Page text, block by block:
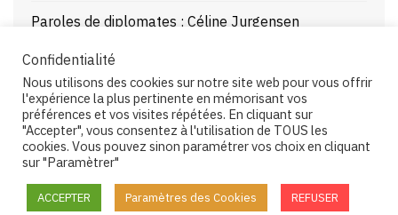
Paroles de diplomates : Céline Jurgensen
Journée d’étude : La Mer Noire enjeux stratégiques
et juridiques – 21/10/25
Copyright © 2026 Centre Thucydide. All rights reserved.
Confidentialité
Nous utilisons des cookies sur notre site web pour vous offrir
l'expérience la plus pertinente en mémorisant vos
préférences et vos visites répétées. En cliquant sur
"Accepter", vous consentez à l'utilisation de TOUS les
cookies. Vous pouvez sinon paramétrer vos choix en cliquant
sur "Paramètrer"
ACCEPTER Paramètres des Cookies REFUSER